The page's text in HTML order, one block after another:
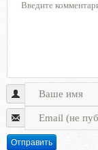
Отправить